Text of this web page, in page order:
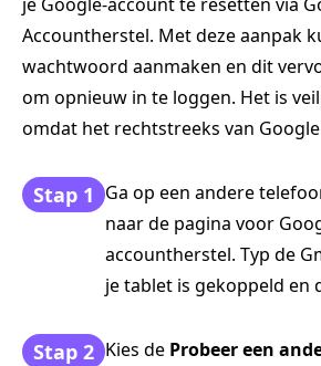
Accountherstel. Met deze aanpak
wachtwoord aanmaken en dit
om opnieuw in te loggen. Het is
omdat het rechtstreeks van
Stap 1 Ga op een andere
naar de pagina voor
accountherstel. Typ de
je tablet is gekoppeld en
Stap 2 Kies de Probeer een